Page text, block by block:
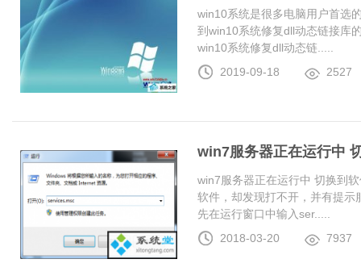
win10系统是很多电脑用户首选
到win10系统修复dll动态链接库
win10系统修复dll动态链.....
2019-09-18
2527
win7服务器正在运行中
win7服务器正在运行中 切换到
软件，却发现打不开，并有提
先在运行窗口中输入ser.....
2018-03-20
7937